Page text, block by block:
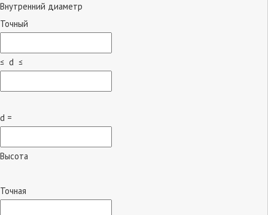
Внутренний диаметр
Точный
≤ d ≤
d =
Высота
Точная